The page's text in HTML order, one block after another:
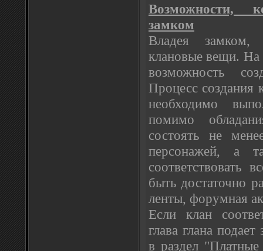
Возможности,
замком
Владея замком,
клановые вещи. На
возможность
Процесс создания
необходимо
помимо
состоять не
персонажей, а
соответствовать
быть достаточно
ленты, форумная
Если клан
глава глана
в раздел